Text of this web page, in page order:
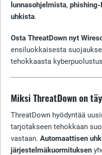
lunnasohjelmista,
uhkista.
Osta ThreatDown nyt
ensiluokkaisesta
tehokkaasta
Miksi ThreatDown on
ThreatDown hyödyntää
tarjotakseen tehokkaan
vastaan. Automaattisen
järjestelmäkuormituksen